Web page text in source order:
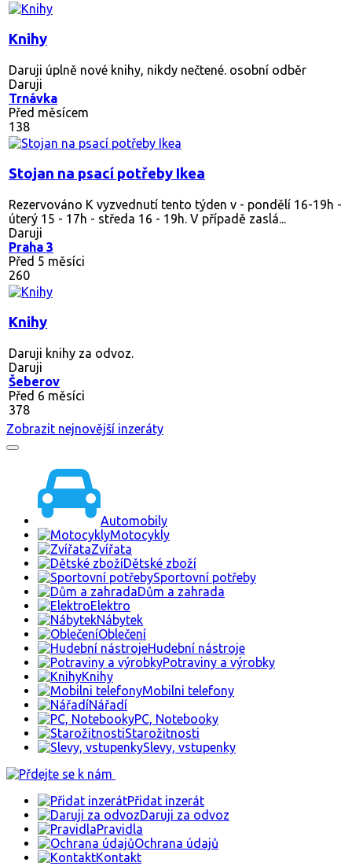
Knihy
Daruji úplně nové knihy, nikdy nečtené. osobní odběr
Daruji
Trnávka
Před měsícem
138
Stojan na psací potřeby Ikea
Rezervováno K vyzvednutí tento týden v - pondělí 16-19h -
úterý 15 - 17h - středa 16 - 19h. V případě zaslá...
Daruji
Praha 3
Před 5 měsíci
260
Knihy
Daruji knihy za odvoz.
Daruji
Šeberov
Před 6 měsíci
378
Zobrazit nejnovější inzeráty
Automobily
Motocykly
Zvířata
Dětské zboží
Sportovní potřeby
Dům a zahrada
Elektro
Nábytek
Oblečení
Hudební nástroje
Potraviny a výrobky
Knihy
Mobilni telefony
Nářadí
PC, Notebooky
Starožitnosti
Slevy, vstupenky
Přidat inzerát
Daruji za odvoz
Pravidla
Ochrana údajů
Kontakt